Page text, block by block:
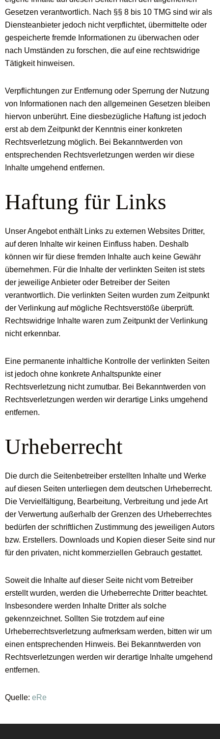
Gesetzen verantwortlich. Nach §§ 8 bis 10 TMG sind wir als
Diensteanbieter jedoch nicht verpflichtet, übermittelte oder
gespeicherte fremde Informationen zu überwachen oder
nach Umständen zu forschen, die auf eine rechtswidrige
Tätigkeit hinweisen.
Verpflichtungen zur Entfernung oder Sperrung der Nutzung
von Informationen nach den allgemeinen Gesetzen bleiben
hiervon unberührt. Eine diesbezügliche Haftung ist jedoch
erst ab dem Zeitpunkt der Kenntnis einer konkreten
Rechtsverletzung möglich. Bei Bekanntwerden von
entsprechenden Rechtsverletzungen werden wir diese
Inhalte umgehend entfernen.
Haftung für Links
Unser Angebot enthält Links zu externen Websites Dritter,
auf deren Inhalte wir keinen Einfluss haben. Deshalb
können wir für diese fremden Inhalte auch keine Gewähr
übernehmen. Für die Inhalte der verlinkten Seiten ist stets
der jeweilige Anbieter oder Betreiber der Seiten
verantwortlich. Die verlinkten Seiten wurden zum Zeitpunkt
der Verlinkung auf mögliche Rechtsverstöße überprüft.
Rechtswidrige Inhalte waren zum Zeitpunkt der Verlinkung
nicht erkennbar.
Eine permanente inhaltliche Kontrolle der verlinkten Seiten
ist jedoch ohne konkrete Anhaltspunkte einer
Rechtsverletzung nicht zumutbar. Bei Bekanntwerden von
Rechtsverletzungen werden wir derartige Links umgehend
entfernen.
Urheberrecht
Die durch die Seitenbetreiber erstellten Inhalte und Werke
auf diesen Seiten unterliegen dem deutschen Urheberrecht.
Die Vervielfältigung, Bearbeitung, Verbreitung und jede Art
der Verwertung außerhalb der Grenzen des Urheberrechtes
bedürfen der schriftlichen Zustimmung des jeweiligen Autors
bzw. Erstellers. Downloads und Kopien dieser Seite sind nur
für den privaten, nicht kommerziellen Gebrauch gestattet.
Soweit die Inhalte auf dieser Seite nicht vom Betreiber
erstellt wurden, werden die Urheberrechte Dritter beachtet.
Insbesondere werden Inhalte Dritter als solche
gekennzeichnet. Sollten Sie trotzdem auf eine
Urheberrechtsverletzung aufmerksam werden, bitten wir um
einen entsprechenden Hinweis. Bei Bekanntwerden von
Rechtsverletzungen werden wir derartige Inhalte umgehend
entfernen.
Quelle: eRe